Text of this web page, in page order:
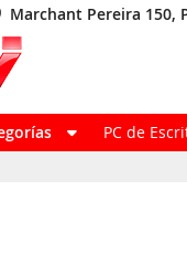
Marchant Pereira 150,
PC de